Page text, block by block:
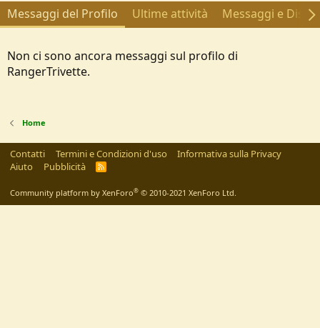
Messaggi del Profilo Ultime attività Messaggi e
Non ci sono ancora messaggi sul profilo di
RangerTrivette.
Home
Contatti Termini e Condizioni d'uso
Informativa sulla Privacy
Aiuto
Pubblicità
R
Community platform by XenForo® © 2010-2021 XenForo Ltd.